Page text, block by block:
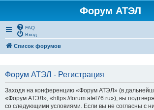
Форум АТЭЛ
FAQ
Вход
Список форумов
Форум АТЭЛ - Регистрация
Заходя на конференцию «Форум АТЭЛ» (в
«Форум АТЭЛ», «https://forum.atel76.ru»), вы
со следующими условиями. Если вы не согласны с